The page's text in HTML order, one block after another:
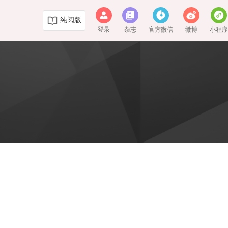
纯阅版
登录 杂志 官方微信 微博 小程序